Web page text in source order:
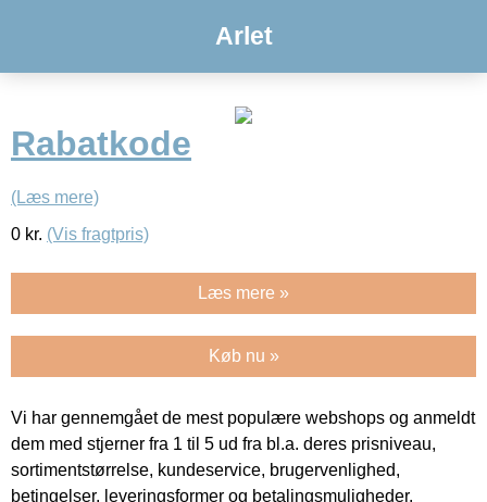
Arlet
Rabatkode
(Læs mere)
0 kr. (Vis fragtpris)
Læs mere »
Køb nu »
Vi har gennemgået de mest populære webshops og anmeldt
dem med stjerner fra 1 til 5 ud fra bl.a. deres prisniveau,
sortimentstørrelse, kundeservice, brugervenlighed,
betingelser, leveringsformer og betalingsmuligheder.